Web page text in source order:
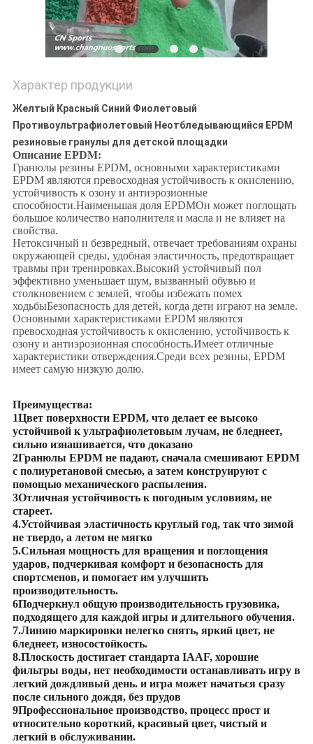
Характер продукции
Желтый Красный Синий Фиолетовый
Противоультрафиолетовый Неотбледывающийся EPDM
резиновые гранулы для детской площадки
Описание EPDM:
Гранюлы резины EPDM, основными характеристиками
EPDM являются превосходная устойчивость к окислению,
устойчивость к озону и антиэрозионные
способности.Наименьшая доля EPDMОн может поглощать
большое количество наполнителя и масла и не влияет на
свойства.
Нетоксичный и безвредный, отвечает требованиям охраны
окружающей среды, удобная эластичность, предотвращает
травмы при тренировках.Высокий устойчивый пол
эффективно уменьшает шум, вызванный обувью и
столкновением с землей, чтобы избежать помех
ходьбыБезопасность для детей, когда дети играют на земле.
Основными характеристиками EPDM являются
превосходная устойчивость к окислению, устойчивость к
озону и антиэрозионная способность.Имеет отличные
характеристики отверждения.Среди всех резины, EPDM
имеет самую низкую долю.
Преимущества:
1Цвет поверхности EPDM, что делает ее высоко
устойчивой к ультрафиолетовым лучам, не бледнеет,
сильно изнашивается, что доказано
2Гранюлы EPDM не падают, сначала смешивают EPDM
с полиуретановой смесью, а затем конструируют с
помощью механического распыления.
3Отличная устойчивость к погодным условиям, не
стареет.
4.Устойчивая эластичность круглый год, так что зимой
не твердо, а летом не мягко
5.Сильная мощность для вращения и поглощения
ударов, подчеркивая комфорт и безопасность для
спортсменов, и помогает им улучшить
производительность.
6Подчеркнул общую производительность грузовика,
подходящего для каждой игры и длительного обучения.
7.Линию маркировки нелегко снять, яркий цвет, не
бледнеет, износостойкость.
8.Плоскость достигает стандарта IAAF, хорошие
фильтры воды, нет необходимости останавливать игру в
легкий дождливый день. и игра может начаться сразу
после сильного дождя, без прудов
9Профессиональное производство, процесс прост и
относительно короткий, красивый цвет, чистый и
легкий в обслуживании.